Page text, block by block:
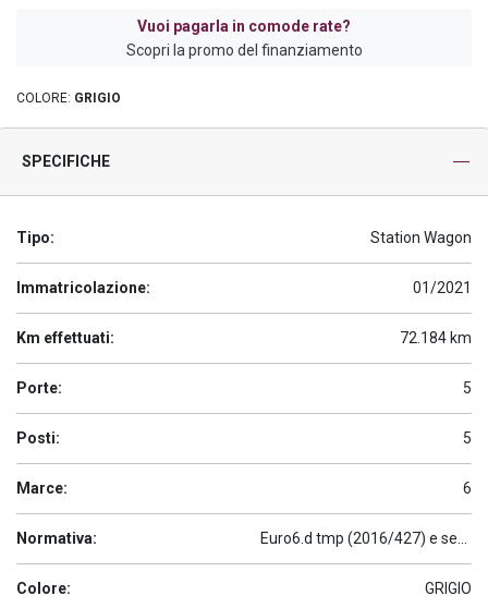
Vuoi pagarla in comode rate?
Scopri la promo del finanziamento
COLORE: GRIGIO
SPECIFICHE
Tipo: Station Wagon
Immatricolazione: 01/2021
Km effettuati: 72.184 km
Porte: 5
Posti: 5
Marce: 6
Normativa:
Colore: GRIGIO